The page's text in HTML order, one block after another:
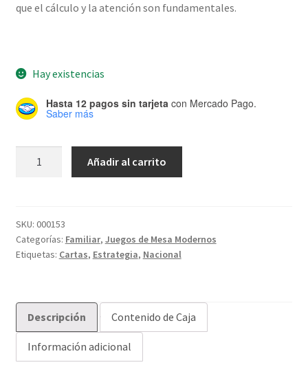
que el cálculo y la atención son fundamentales.
Hay existencias
Hasta 12 pagos sin tarjetacon Mercado Pago.
Saber más
Añadir al carrito
SKU: 000153
Categorías: Familiar, Juegos de Mesa Modernos
Etiquetas: Cartas, Estrategia, Nacional
Descripción Contenido de Caja
Información adicional